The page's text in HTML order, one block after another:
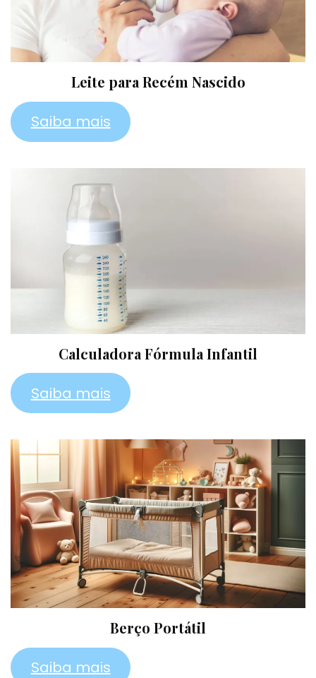
Leite para Recém Nascido
Saiba mais
Calculadora Fórmula Infantil
Saiba mais
Berço Portátil
Saiba mais